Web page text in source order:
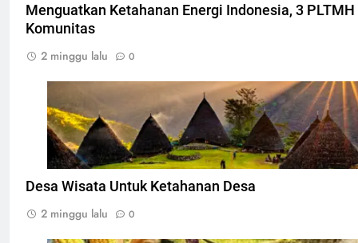
Menguatkan Ketahanan Energi Indonesia, 3
Komunitas
2 minggu lalu
0
Desa Waerebo Flores, Foto: Dok. mawatu.co.id
Desa Wisata Untuk Ketahanan Desa
2 minggu lalu
0